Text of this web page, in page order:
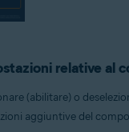
relative al
(abilitare) o
aggiuntive del